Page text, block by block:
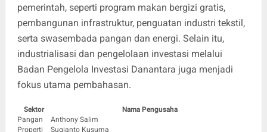
pemerintah, seperti program makan bergizi gratis,
pembangunan infrastruktur, penguatan industri tekstil,
serta swasembada pangan dan energi. Selain itu,
industrialisasi dan pengelolaan investasi melalui
Badan Pengelola Investasi Danantara juga menjadi
fokus utama pembahasan.
Sektor
Nama Pengusaha
Pangan
Anthony Salim
Properti
Sugianto Kusuma